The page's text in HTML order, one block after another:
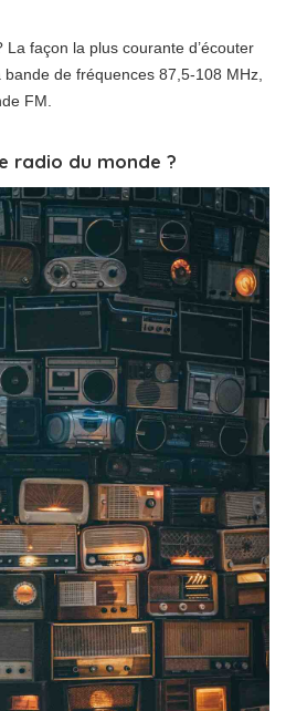
façon la plus courante d’écouter
de fréquences 87,5-108 MHz,
FM.
radio du monde ?